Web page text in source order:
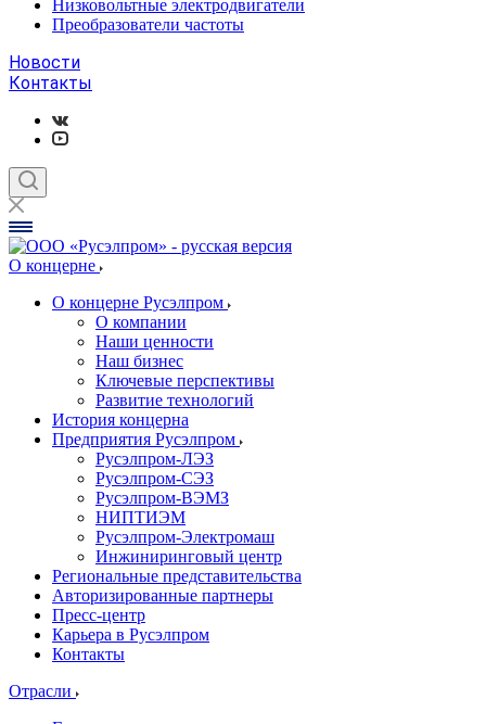
Низковольтные электродвигатели
Преобразователи частоты
Новости
Контакты
О концерне
О концерне Русэлпром
О компании
Наши ценности
Наш бизнес
Ключевые перспективы
Развитие технологий
История концерна
Предприятия Русэлпром
Русэлпром-ЛЭЗ
Русэлпром-СЭЗ
Русэлпром-ВЭМЗ
НИПТИЭМ
Русэлпром-Электромаш
Инжиниринговый центр
Региональные представительства
Авторизированные партнеры
Пресс-центр
Карьера в Русэлпром
Контакты
Отрасли